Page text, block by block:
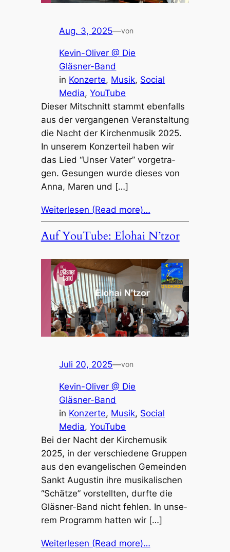
Aug. 3, 2025—von
Kevin-Oliver @ Die
Gläsner-Band
in Konzerte, Musik, Social
Media, YouTube
Dieser Mitschnitt stammt eben­falls
aus der vergan­ge­nen Veran­stal­tung
die Nacht der Kirchen­mu­sik 2025.
In unse­rem Konzer­teil haben wir
das Lied “Unser Vater” vorge­tra­
gen. Gesun­gen wurde dieses von
Anna, Maren und […]
Weiterlesen (Read more)…
Auf YouTube: Elohai N’tz­or
Juli 20, 2025—von
Kevin-Oliver @ Die
Gläsner-Band
in Konzerte, Musik, Social
Media, YouTube
Bei der Nacht der Kirche­mu­sik
2025, in der verschie­de­ne Grup­pen
aus den evan­ge­li­schen Gemein­den
Sankt Augus­tin ihre musi­ka­li­schen
“Schät­ze” vorstell­ten, durf­te die
Gläs­ner-Band nicht fehlen. In unse­
rem Programm hatten wir […]
Weiterlesen (Read more)…